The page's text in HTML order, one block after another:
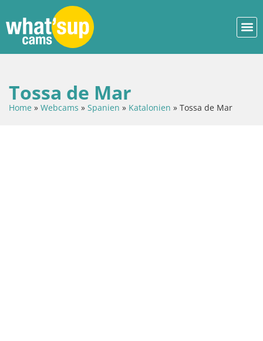
Tossa de Mar
Home » Webcams » Spanien » Katalonien » Tossa de Mar